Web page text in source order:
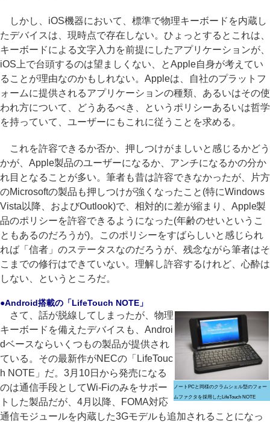
しかし、iOS機器において、標準で物理キーボードを内蔵し
たデバイスは、現時点で存在しない。ひょっとするとこれは、
キーボードによる文字入力を前提にしたアプリケーションが、
iOS上で台頭するのは望ましくない、とApple自身が考えてい
ることが理由なのかもしれない。Appleは、自社のプラットフ
ォームに提供されるアプリケーションの種類、あるいはその使
われ方について、どうあるべき、というポリシーあるいは哲学
を持っていて、ユーザーにもこれに従うことを求める。
これを許容できるか否か、押しつけがましいと感じるかどう
かが、Apple製品のユーザーになるか、アンチになるかの分か
れ目となることが多い。筆者も昔は許容できなかったが、片方
のMicrosoftの製品も押しつけが強くなったこと(特にWindows
Vista以降、およびOutlook)で、相対的に差が縮まり、Apple製
品のポリシーを許容できるようになった(年齢のせいというこ
ともあるのだろうが)。このポリシーをすばらしいと感じられ
れば「信者」のステータスなのだろうが、残念ながら筆者はそ
こまでの修行はできていない。理解し許容するけれど、心酔は
しない、というところだ。
●Android搭載の「LifeTouch NOTE」
ノートPCと同様のクラムシェル型のフォー
ムファクタを採用したLifeTouch NOTE
さて、話が脱線してしまったが、物理
キーボードを備えたデバイスも、Androi
dベースならいくつもの製品が提供され
ている。その最新作がNECの「LifeTouc
h NOTE」だ。3月10日から発売になる
のは通信手段としてWi-Fiのみをサポー
トした製品だが、4月以降、FOMA対応
通信モジュールを内蔵した3Gモデルも追加されることになっ